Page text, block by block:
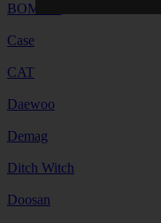
BOMAG
Case
CAT
Daewoo
Demag
Ditch Witch
Doosan